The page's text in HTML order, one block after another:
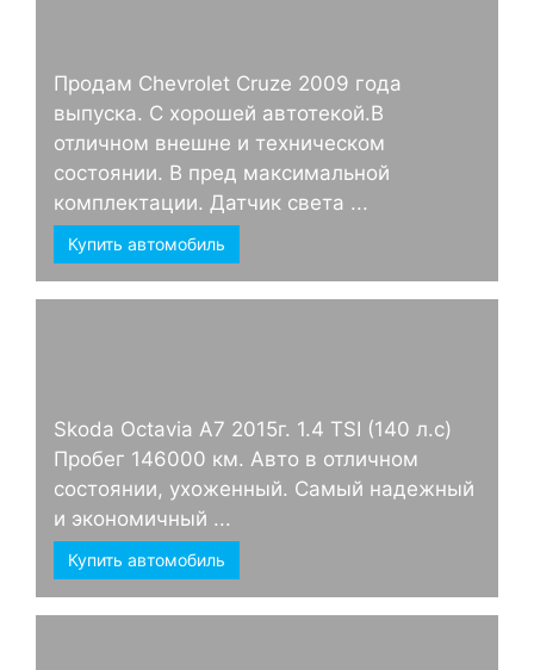
Продам Chevrolet Cruze 2009 года
выпуска. С хорошей автотекой.В
отличном внешне и техническом
состоянии. В пред максимальной
комплектации. Датчик света ...
Купить автомобиль
Skoda Octavia А7 2015г. 1.4 TSI (140 л.с)
Пробег 146000 км. Авто в отличном
состоянии, ухоженный. Самый надежный
и экономичный ...
Купить автомобиль